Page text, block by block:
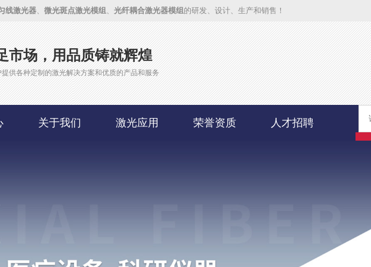
线激光器、 微光斑点激光模组、 光纤耦合激光器模组的研发、设计、生产和销售！
市场，用品质铸就辉煌
供各种定制的激光解决方案和优质的产品和服务
关于我们 激光应用 荣誉资质 人才招聘